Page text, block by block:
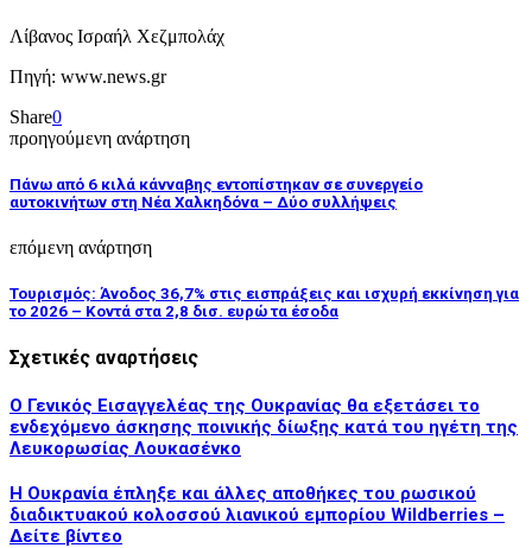
Λίβανος Ισραήλ Χεζμπολάχ
Πηγή: www.news.gr
Share0
προηγούμενη ανάρτηση
Πάνω από 6 κιλά κάνναβης εντοπίστηκαν σε συνεργείο
αυτοκινήτων στη Νέα Χαλκηδόνα – Δύο συλλήψεις
επόμενη ανάρτηση
Τουρισμός: Άνοδος 36,7% στις εισπράξεις και ισχυρή εκκίνηση για
το 2026 – Κοντά στα 2,8 δισ. ευρώ τα έσοδα
Σχετικές αναρτήσεις
Ο Γενικός Εισαγγελέας της Ουκρανίας θα εξετάσει το
ενδεχόμενο άσκησης ποινικής δίωξης κατά του ηγέτη της
Λευκορωσίας Λουκασένκο
Η Ουκρανία έπληξε και άλλες αποθήκες του ρωσικού
διαδικτυακού κολοσσού λιανικού εμπορίου Wildberries –
Δείτε βίντεο